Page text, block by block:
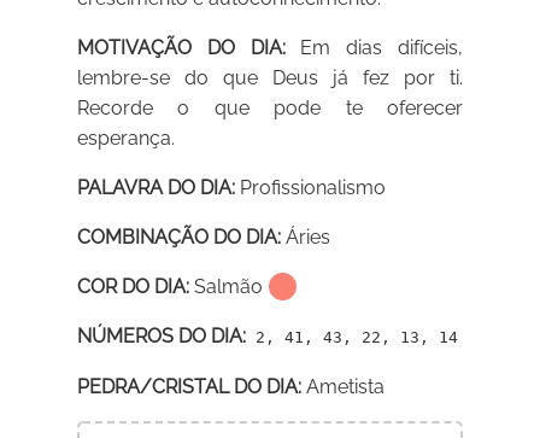
MOTIVAÇÃO DO DIA:Em dias difíceis,
lembre-se do que Deus já fez por ti.
Recorde o que pode te oferecer
esperança.
PALAVRA DO DIA: Profissionalismo
COMBINAÇÃO DO DIA: Áries
COR DO DIA: Salmão
NÚMEROS DO DIA: 2, 41, 43, 22, 13, 14
PEDRA/CRISTAL DO DIA: Ametista